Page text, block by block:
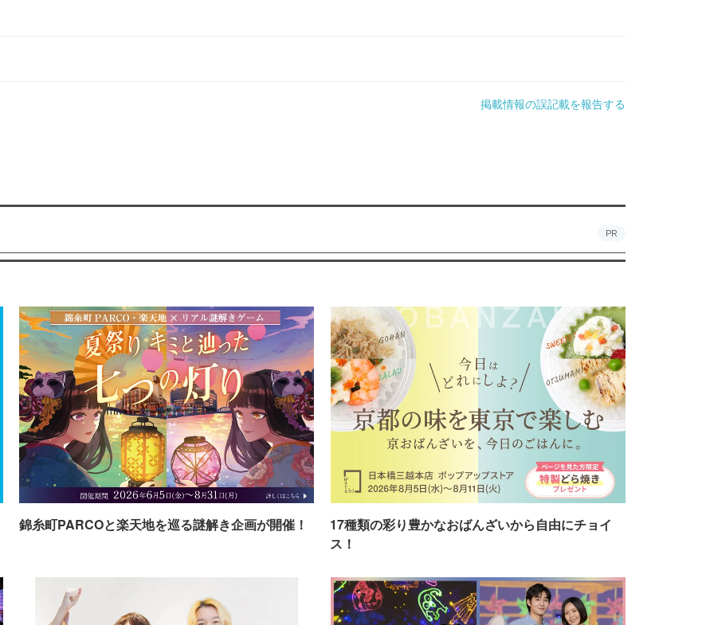
掲載情報の誤記載を報告する
PR
錦糸町PARCOと楽天地を巡る謎解き企画が開催！
17種類の彩り豊かなおばんざいから自由にチョイ
ス！